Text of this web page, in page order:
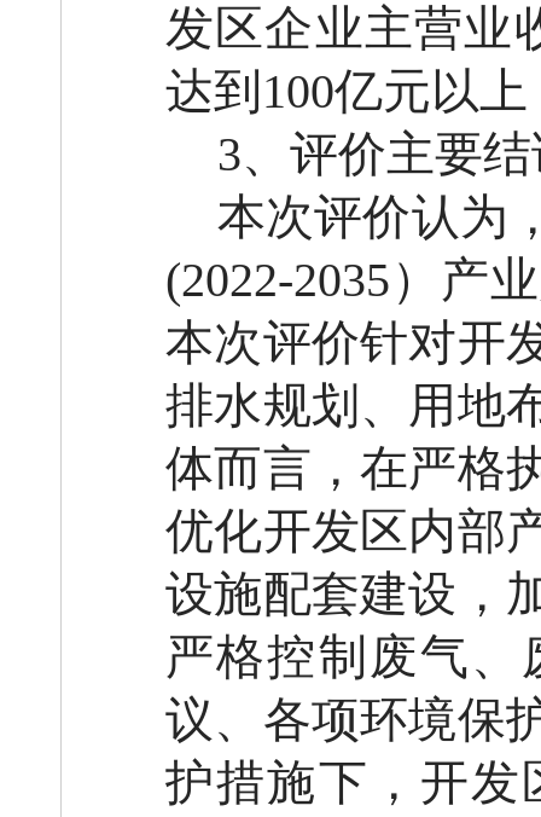
发区企业主营业
达到100亿元以
3、评价主要
本次评价认为
(2022-2035）产
本次评价针对开
排水规划、用地
体而言，在严格
优化开发区内部
设施配套建设，
严格控制废气
议、各项环境保
护措施下，开发